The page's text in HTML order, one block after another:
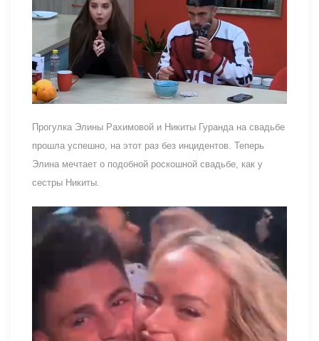
Прогулка Элины Рахимовой и Никиты Гуранда на свадьбе
прошла успешно, на этот раз без инцидентов. Теперь
Элина мечтает о подобной роскошной свадьбе, как у
сестры Никиты.